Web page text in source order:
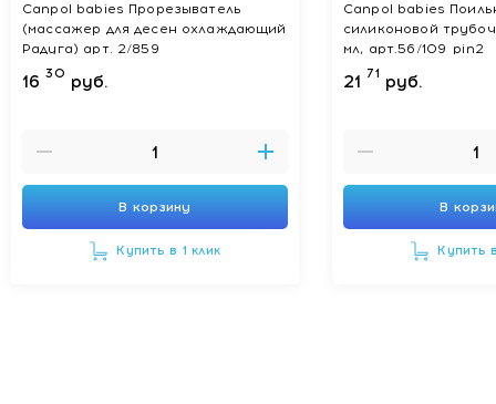
Canpol babies Прорезыватель
(массажер для десен охлаждающий
Радуга) арт. 2/859
16 30 руб.
В корзину
Купить в 1 клик
Canpol babies
силиконовой
мл, арт.56/109_pin2
21 71 руб.
В
Купить